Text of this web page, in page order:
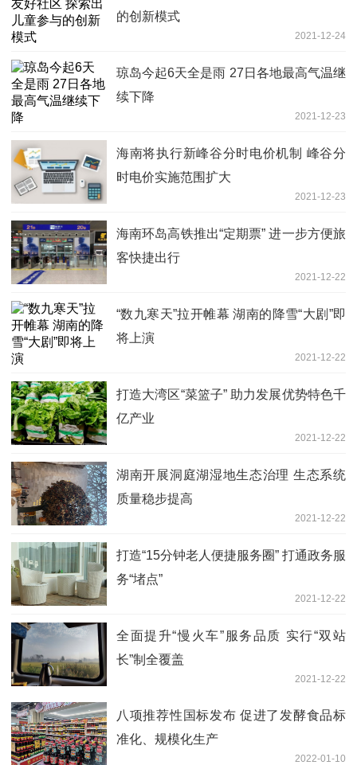
的创新模式
2021-12-24
琼岛今起6天全是雨 27日各地最高气温继
续下降
2021-12-23
海南将执行新峰谷分时电价机制 峰谷分
时电价实施范围扩大
2021-12-23
海南环岛高铁推出“定期票” 进一步方便旅
客快捷出行
2021-12-22
“数九寒天”拉开帷幕 湖南的降雪“大剧”即
将上演
2021-12-22
打造大湾区“菜篮子” 助力发展优势特色千
亿产业
2021-12-22
湖南开展洞庭湖湿地生态治理 生态系统
质量稳步提高
2021-12-22
打造“15分钟老人便捷服务圈” 打通政务服
务“堵点”
2021-12-22
全面提升“慢火车”服务品质 实行“双站
长”制全覆盖
2021-12-22
八项推荐性国标发布 促进了发酵食品标
准化、规模化生产
2022-01-10